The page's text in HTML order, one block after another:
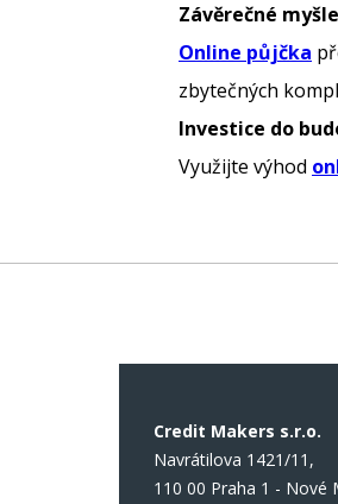
Závěrečné
Online půjčka
zbytečných
Investice do
Využijte výhod
Credit Makers s.r.o.
Navrátilova 1421/11,
110 00 Praha 1 - Nové